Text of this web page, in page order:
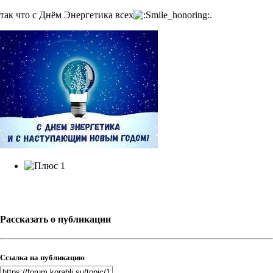
так что с Днём Энергетика всех
.
1
Рассказать о публикации
Ссылка на публикацию